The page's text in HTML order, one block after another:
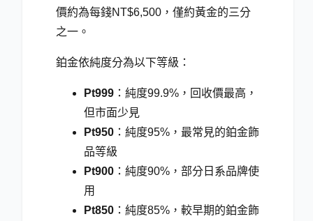
價約為每錢NT$6,500，僅約黃金的三分
之一。
鉑金依純度分為以下等級：
Pt999 ：純度99.9% ，回收價最高，
但市面少見
Pt950 ：純度95% ，最常見的鉑金飾
品等級
Pt900 ：純度90% ，部分日系品牌使
用
Pt850 ：純度85% ，較早期的鉑金飾